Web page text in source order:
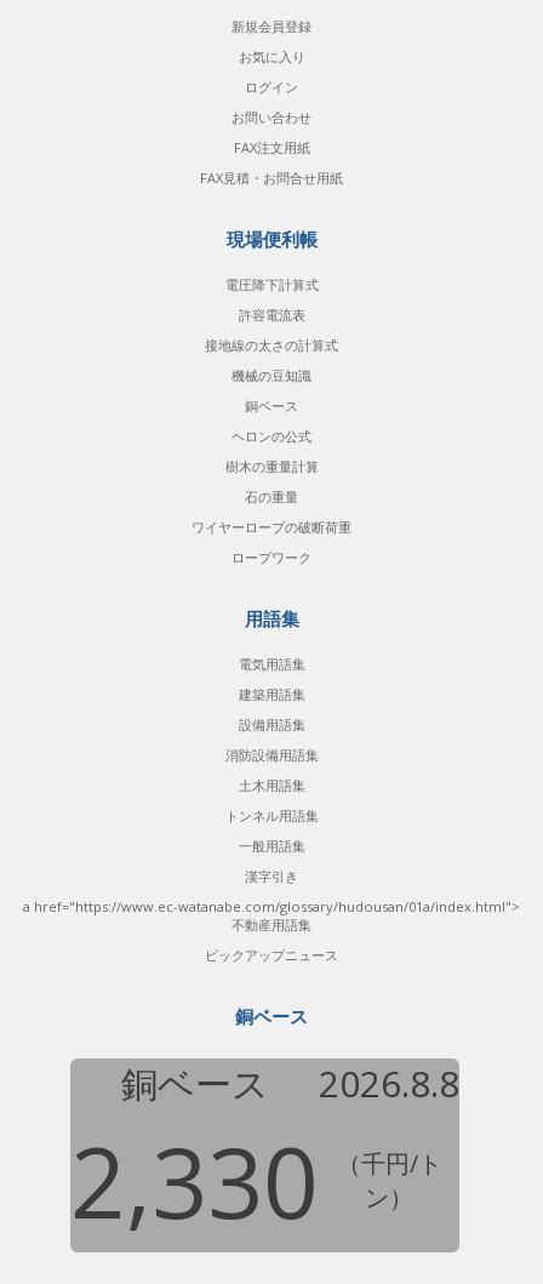
新規会員登録
お気に入り
ログイン
お問い合わせ
FAX注文用紙
FAX見積・お問合せ用紙
現場便利帳
電圧降下計算式
許容電流表
接地線の太さの計算式
機械の豆知識
銅ベース
ヘロンの公式
樹木の重量計算
石の重量
ワイヤーロープの破断荷重
ロープワーク
用語集
電気用語集
建築用語集
設備用語集
消防設備用語集
土木用語集
トンネル用語集
一般用語集
漢字引き
a href="https://www.ec-watanabe.com/glossary/hudousan/01a/index.html">
不動産用語集
ピックアップニュース
銅ベース
銅ベース 2026.8.8
2,330
（千円/ト
ン）